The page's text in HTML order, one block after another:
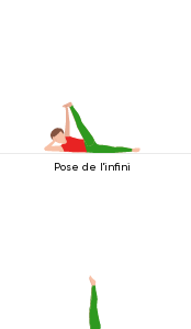
Pose de l'infini